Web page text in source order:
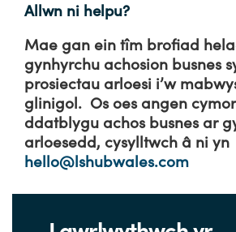
Allwn ni helpu?
Mae gan ein tîm brofiad
gynhyrchu achosion busnes
prosiectau arloesi i’w
glinigol. Os oes angen
ddatblygu achos busnes ar
arloesedd, cysylltwch â ni yn
hello@lshubwales.com